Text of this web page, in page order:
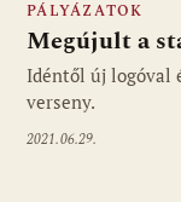
PÁLYÁZATOK
Megújult a
Idéntől új logóval
verseny.
2021.06.29.